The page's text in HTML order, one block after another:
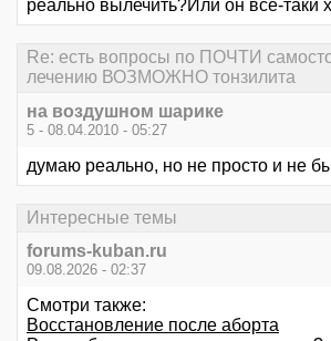
реально вылечить?Или он все-таки
Re: есть вопросы по ПОЧТИ
лечению ВОЗМОЖНО тонзилита
на воздушном шарике
5 - 08.04.2010 - 05:27
думаю реально, но не просто и не
Интересные темы
forums-kuban.ru
09.08.2026 - 02:37
Смотри также:
Восстановление после аборта